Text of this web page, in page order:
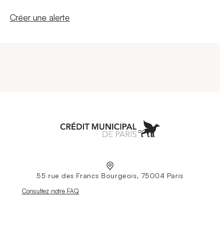
Nouvelle fenêtre
Créer une alerte
55 rue des Francs Bourgeois, 75004 Paris
Nouvelle fenêtre
Consultez notre FAQ